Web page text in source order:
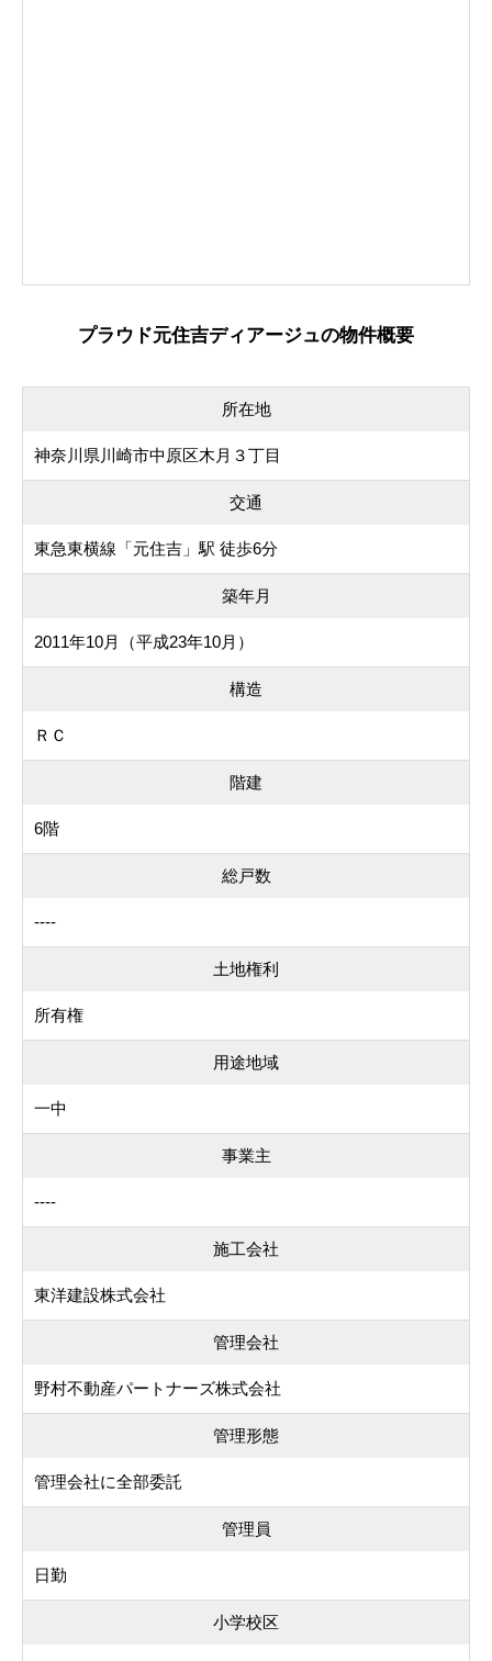
プラウド元住吉ディアージュの物件概要
所在地
神奈川県川崎市中原区木月３丁目
交通
東急東横線「元住吉」駅 徒歩6分
築年月
2011年10月（平成23年10月）
構造
ＲＣ
階建
6階
総戸数
----
土地権利
所有権
用途地域
一中
事業主
----
施工会社
東洋建設株式会社
管理会社
野村不動産パートナーズ株式会社
管理形態
管理会社に全部委託
管理員
日勤
小学校区